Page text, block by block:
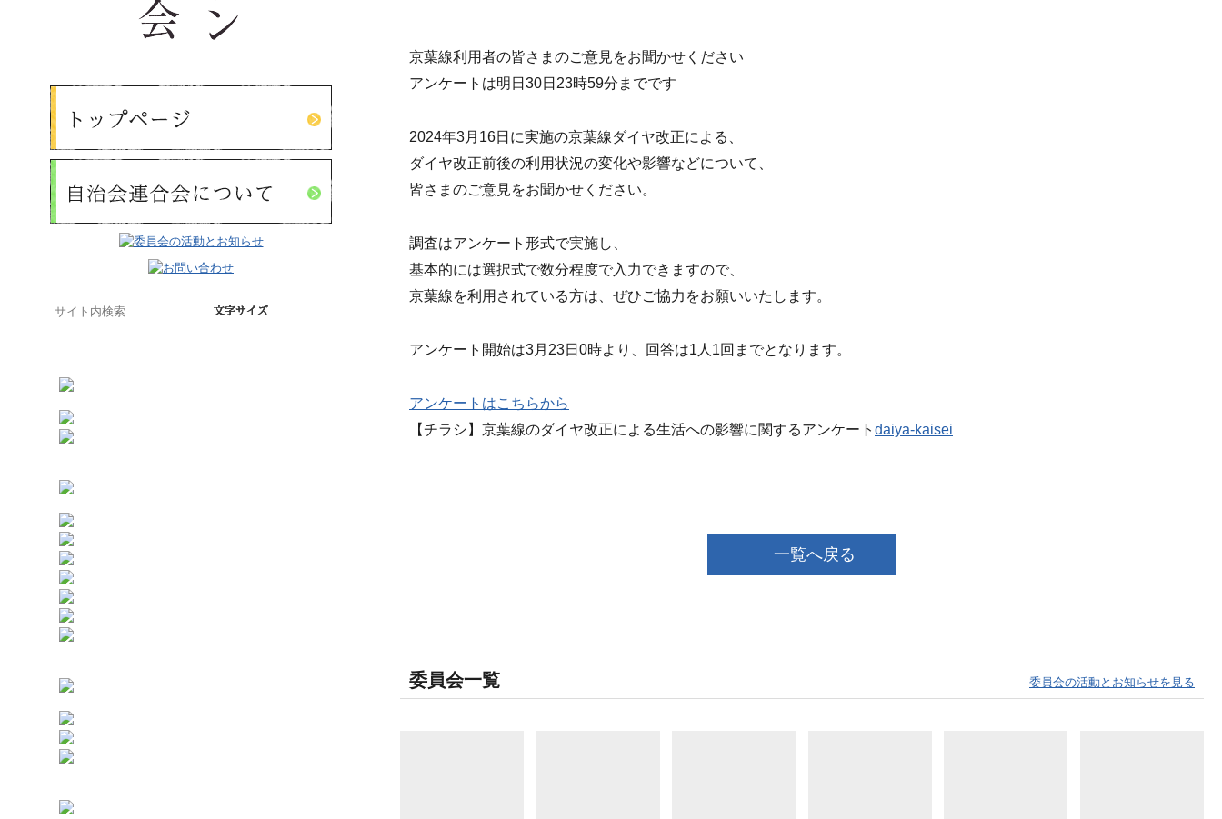
京葉線利用者の皆さまのご意見をお聞かせください
アンケートは明日30日23時59分までです
2024年3月16日に実施の京葉線ダイヤ改正による、
ダイヤ改正前後の利用状況の変化や影響などについて、
皆さまのご意見をお聞かせください。
調査はアンケート形式で実施し、
基本的には選択式で数分程度で入力できますので、
京葉線を利用されている方は、ぜひご協力をお願いいたします。
アンケート開始は3月23日0時より、回答は1人1回までとなります。
アンケートはこちらから
【チラシ】京葉線のダイヤ改正による生活への影響に関するアンケート daiya-kaisei
一覧へ戻る
委員会一覧 委員会の活動とお知らせを見る